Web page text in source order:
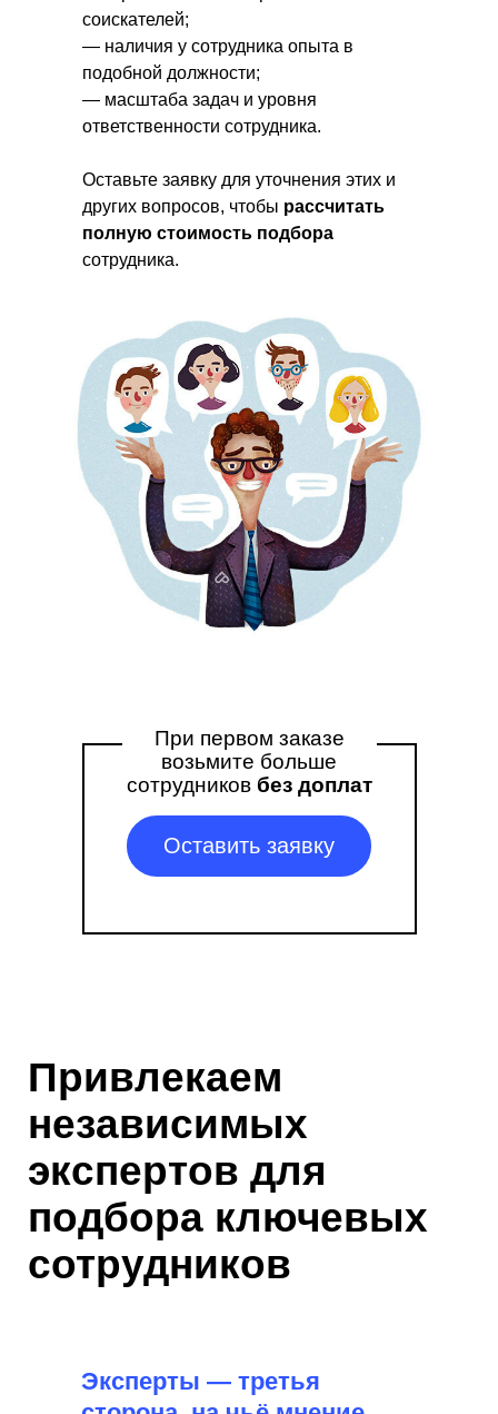
соискателей;
— наличия у сотрудника опыта в
подобной должности;
— масштаба задач и уровня
ответственности сотрудника.
Оставьте заявку для уточнения этих и
других вопросов, чтобы рассчитать
полную стоимость подбора
сотрудника.
Оставить заявку
При первом заказе
возьмите больше
сотрудников без доплат
7 причин
обратиться к нам
Уникальный опыт в поиске
1
2
Привлекаем
независимых
экспертов для
подбора ключевых
сотрудников
Эксперты — третья